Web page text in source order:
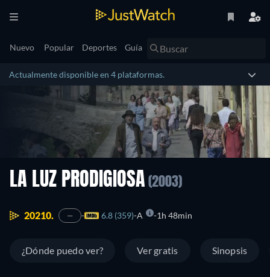
Nuevo Popular Deportes Guía
Actualmente disponible en 4 plataformas.
LA LUZ PRODIGIOSA (2003)
20210. — 6.8 (359) A 1h 48min
¿Dónde puedo ver? Ver gratis Sinopsis